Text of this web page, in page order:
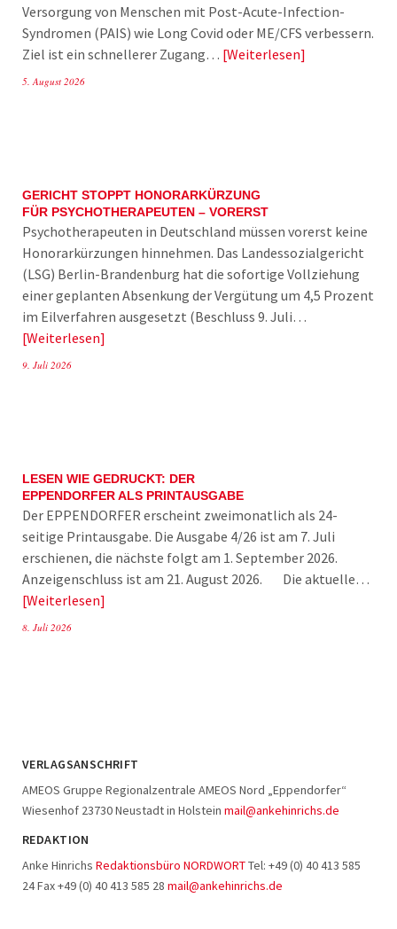
Versorgung von Menschen mit Post-Acute-Infection-
Syndromen (PAIS) wie Long Covid oder ME/CFS verbessern.
Ziel ist ein schnellerer Zugang… Weiterlesen
5. August 2026
GERICHT STOPPT HONORARKÜRZUNG
FÜR PSYCHOTHERAPEUTEN – VORERST
Psychotherapeuten in Deutschland müssen vorerst keine
Honorarkürzungen hinnehmen. Das Landessozialgericht
(LSG) Berlin-Brandenburg hat die sofortige Vollziehung
einer geplanten Absenkung der Vergütung um 4,5 Prozent
im Eilverfahren ausgesetzt (Beschluss 9. Juli…
Weiterlesen
9. Juli 2026
LESEN WIE GEDRUCKT: DER
EPPENDORFER ALS PRINTAUSGABE
Der EPPENDORFER erscheint zweimonatlich als 24-
seitige Printausgabe. Die Ausgabe 4/26 ist am 7. Juli
erschienen, die nächste folgt am 1. September 2026.
Anzeigenschluss ist am 21. August 2026. Die aktuelle…
Weiterlesen
8. Juli 2026
VERLAGSANSCHRIFT
AMEOS Gruppe Regionalzentrale AMEOS Nord „Eppendorfer“
Wiesenhof 23730 Neustadt in Holstein mail@ankehinrichs.de
REDAKTION
Anke Hinrichs Redaktionsbüro NORDWORTTel: +49 (0) 40 413 585
24 Fax +49 (0) 40 413 585 28 mail@ankehinrichs.de